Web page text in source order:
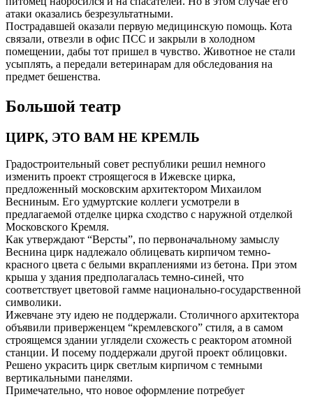
атаки оказались безрезультатными.
Пострадавшей оказали первую медицинскую помощь. Кота
связали, отвезли в офис ПСС и закрыли в холодном
помещении, дабы тот пришел в чувство. Животное не стали
усыплять, а передали ветеринарам для обследования на
предмет бешенства.
Большой театр
ЦИРК, ЭТО ВАМ НЕ КРЕМЛЬ
Градостроительный совет республики решил немного
изменить проект строящегося в Ижевске цирка,
предложенный московским архитектором Михаилом
Весниным. Его удмуртские коллеги усмотрели в
предлагаемой отделке цирка сходство с наружной отделкой
Московского Кремля.
Как утверждают “Версты”, по первоначальному замыслу
Веснина цирк надлежало облицевать кирпичом темно-
красного цвета с белыми вкраплениями из бетона. При этом
крыша у здания предполагалась темно-синей, что
соответствует цветовой гамме национально-государственной
символики.
Ижевчане эту идею не поддержали. Столичного архитектора
объявили приверженцем “кремлевского” стиля, а в самом
строящемся здании углядели схожесть с реактором атомной
станции. И посему поддержали другой проект облицовки.
Решено украсить цирк светлым кирпичом с темными
вертикальными панелями.
Примечательно, что новое оформление потребует